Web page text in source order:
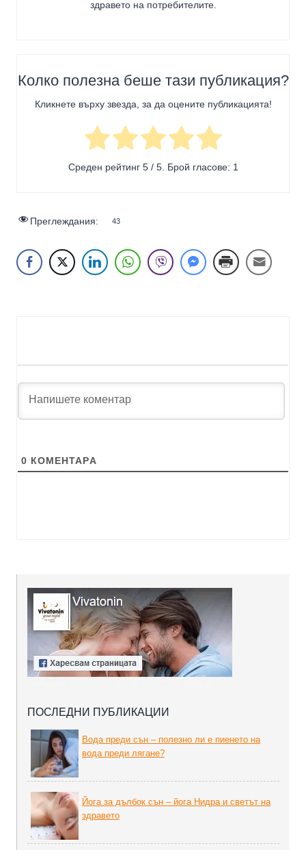
здравето на потребителите.
Колко полезна беше тази публикация?
Кликнете върху звезда, за да оцените публикацията!
Среден рейтинг 5/ 5. Брой гласове: 1
Преглеждания: 43
0 КОМЕНТАРA
ПОСЛЕДНИ ПУБЛИКАЦИИ
Вода преди сън – полезно ли е пиенето на
вода преди лягане?
Йога за дълбок сън – йога Нидра и светът на
здравето